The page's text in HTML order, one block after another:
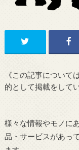
《この記事について
的として掲載をして
様々な情報やモノに
品・サービスがあっ